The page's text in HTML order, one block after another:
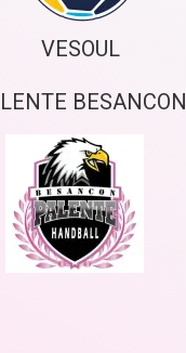
VESOUL
BESANCON